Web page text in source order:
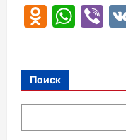
Поиск